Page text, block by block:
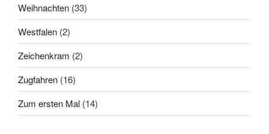
Weihnachten (33)
Westfalen (2)
Zeichenkram (2)
Zugfahren (16)
Zum ersten Mal (14)